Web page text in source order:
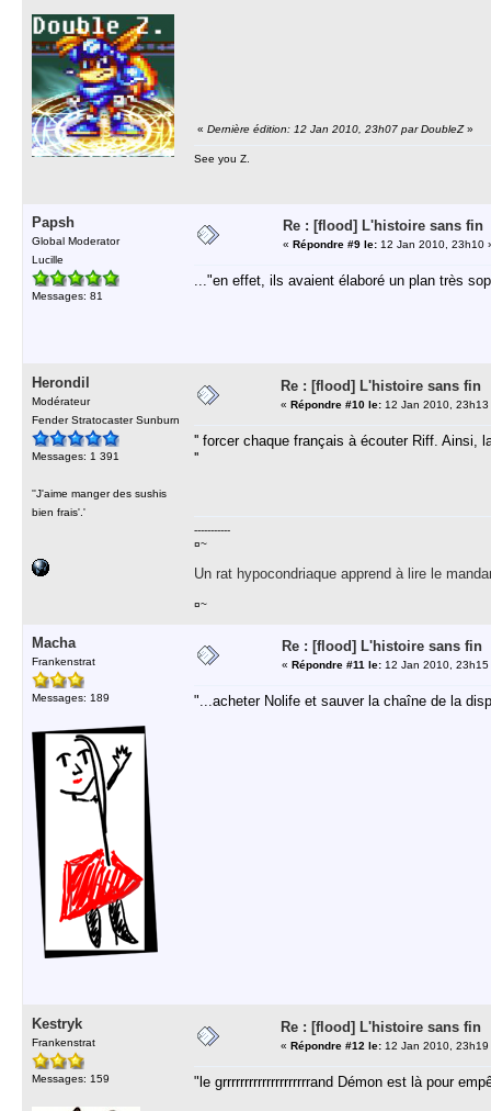
« Dernière édition: 12 Jan 2010, 23h07 par DoubleZ»
See you Z.
Papsh
Global Moderator
Lucille
Messages: 81
Re : [flood] L'histoire sans fin
« Répondre #9 le: 12 Jan 2010, 23h10
..."en effet, ils avaient élaboré un plan très
Herondil
Modérateur
Fender Stratocaster Sunburn
Messages: 1 391
''J'aime manger des sushis
bien frais'.'
Re : [flood] L'histoire sans fin
« Répondre #10 le: 12 Jan 2010, 23h13
'' forcer chaque français à écouter Riff. Ainsi,
''
-----------
¤~
Un rat hypocondriaque apprend à lire le
¤~
Macha
Frankenstrat
Messages: 189
Re : [flood] L'histoire sans fin
« Répondre #11 le: 12 Jan 2010, 23h15
"...acheter Nolife et sauver la chaîne de la
Kestryk
Frankenstrat
Messages: 159
Re : [flood] L'histoire sans fin
« Répondre #12 le: 12 Jan 2010, 23h19
"le grrrrrrrrrrrrrrrrrrrrand Démon est là pour